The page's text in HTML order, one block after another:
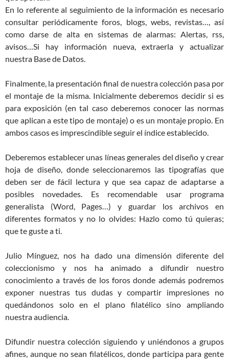
En lo referente al seguimiento de la información es necesario
consultar periódicamente foros, blogs, webs, revistas…, así
como darse de alta en sistemas de alarmas: Alertas, rss,
avisos…Si hay información nueva, extraerla y actualizar
nuestra Base de Datos.
Finalmente, la presentación final de nuestra colección pasa por
el montaje de la misma. Inicialmente deberemos decidir si es
para exposición (en tal caso deberemos conocer las normas
que aplican a este tipo de montaje) o es un montaje propio. En
ambos casos es imprescindible seguir el índice establecido.
Deberemos establecer unas líneas generales del diseño y crear
hoja de diseño, donde seleccionaremos las tipografías que
deben ser de fácil lectura y que sea capaz de adaptarse a
posibles novedades. Es recomendable usar programa
generalista (Word, Pages…) y guardar los archivos en
diferentes formatos y no lo olvides: Hazlo como tú quieras;
que te guste a ti.
Julio Mínguez, nos ha dado una dimensión diferente del
coleccionismo y nos ha animado a difundir nuestro
conocimiento a través de los foros donde además podremos
exponer nuestras tus dudas y compartir impresiones no
quedándonos solo en el plano filatélico sino ampliando
nuestra audiencia.
Difundir nuestra colección siguiendo y uniéndonos a grupos
afines, aunque no sean filatélicos, donde participa para gente